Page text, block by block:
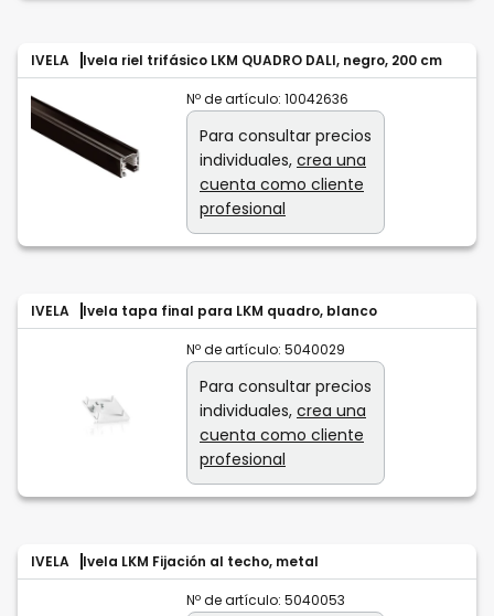
IVELA Ivela riel trifásico LKM QUADRO DALI, negro, 200 cm
Nº de artículo: 10042636
Para consultar precios
individuales, crea una
cuenta como cliente
profesional
IVELA Ivela tapa final para LKM quadro, blanco
Nº de artículo: 5040029
Para consultar precios
individuales, crea una
cuenta como cliente
profesional
IVELA Ivela LKM Fijación al techo, metal
Nº de artículo: 5040053